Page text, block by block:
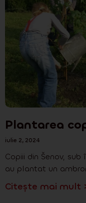
Plantarea
iulie 2, 2024
Copiii din Šenov,
au plantat un
Citește mai mult